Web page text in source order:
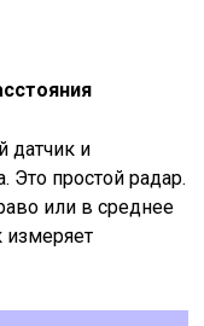
датчик и
Это простой радар.
или в среднее
измеряет